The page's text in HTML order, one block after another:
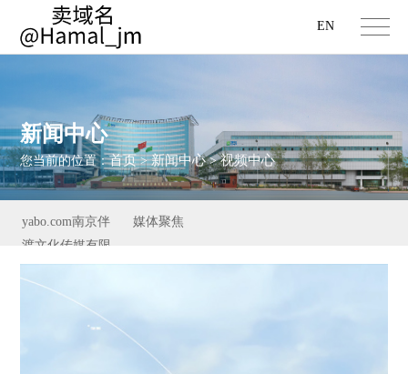
EN
新闻中心
您当前的位置：首页>新闻中心>视频中心
yabo.com南京伴
渡文化传媒有限
媒体聚焦